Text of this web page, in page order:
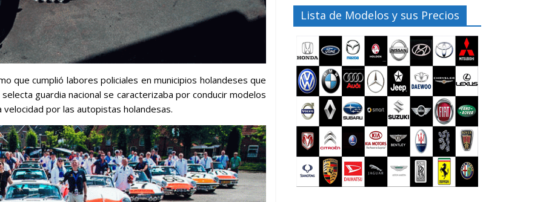
que cumplió labores policiales en municipios holandeses que
guardia nacional se caracterizaba por conducir modelos
por las autopistas holandesas.
Lista de Modelos y sus Precios